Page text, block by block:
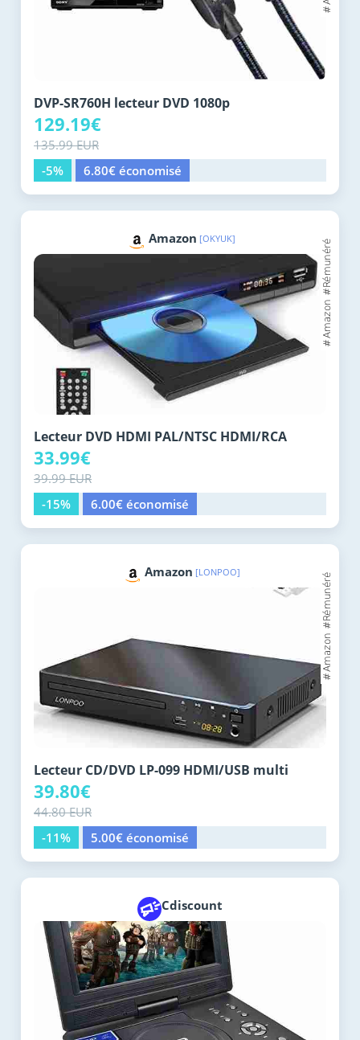
DVP-SR760H lecteur DVD 1080p
129.19€
135.99 EUR
-5%
6.80€ économisé
Amazon [OKYUK]
Lecteur DVD HDMI PAL/NTSC HDMI/RCA
33.99€
39.99 EUR
-15%
6.00€ économisé
Amazon [LONPOO]
Lecteur CD/DVD LP-099 HDMI/USB multi
39.80€
44.80 EUR
-11%
5.00€ économisé
Cdiscount